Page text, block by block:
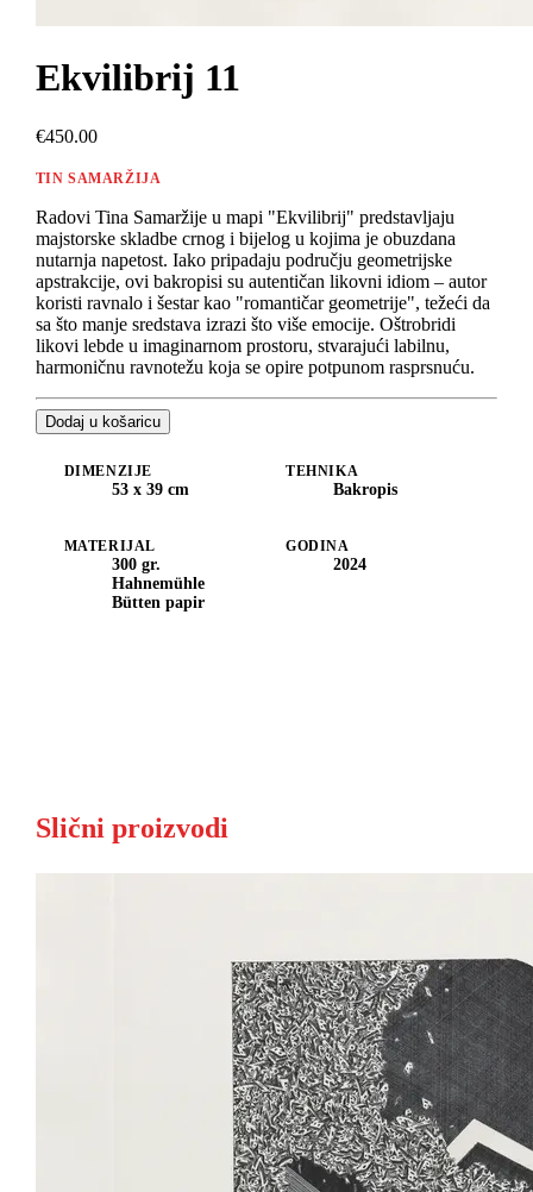
Ekvilibrij 11
€450.00
TIN SAMARŽIJA
Radovi Tina Samaržije u mapi "Ekvilibrij" predstavljaju
majstorske skladbe crnog i bijelog u kojima je obuzdana
nutarnja napetost. Iako pripadaju području geometrijske
apstrakcije, ovi bakropisi su autentičan likovni idiom – autor
koristi ravnalo i šestar kao "romantičar geometrije", težeći da
sa što manje sredstava izrazi što više emocije. Oštrobridi
likovi lebde u imaginarnom prostoru, stvarajući labilnu,
harmoničnu ravnotežu koja se opire potpunom rasprsnuću.
Dodaj u košaricu
DIMENZIJE
53 x 39 cm
TEHNIKA
Bakropis
MATERIJAL
300 gr.
Hahnemühle
Bütten papir
GODINA
2024
Slični proizvodi